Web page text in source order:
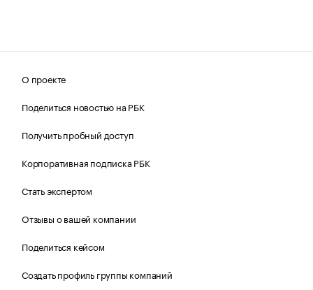
О проекте
Поделиться новостью на РБК
Получить пробный доступ
Корпоративная подписка РБК
Стать экспертом
Отзывы о вашей компании
Поделиться кейсом
Создать профиль группы компаний